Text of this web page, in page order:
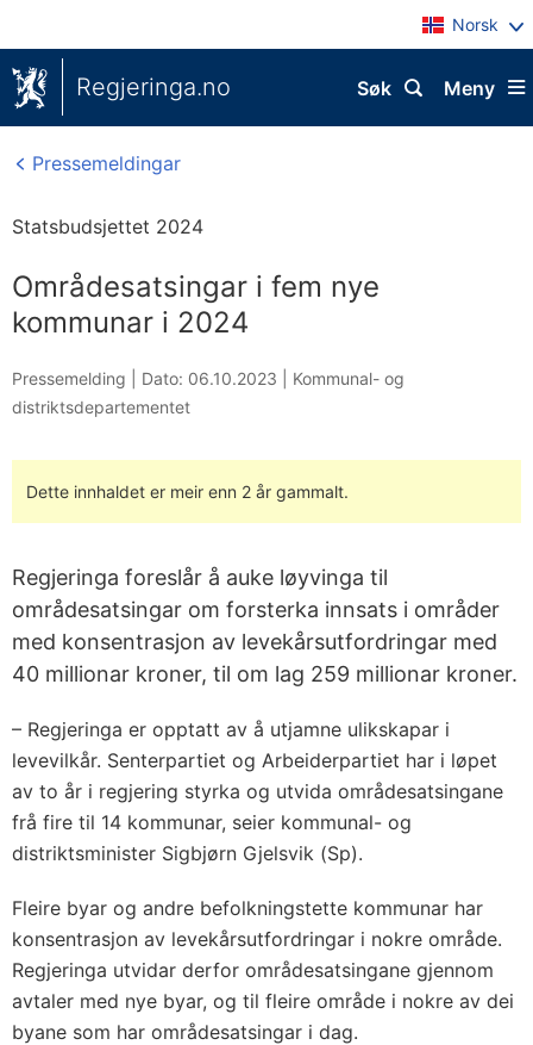
Norsk
Regjeringa.no Meny
Søk
Pressemeldingar
Statsbudsjettet 2024
Områdesatsingar i fem nye
kommunar i 2024
Pressemelding | Dato: 06.10.2023
Kommunal- og
distriktsdepartementet
Dette innhaldet er meir enn 2 år gammalt.
Regjeringa foreslår å auke løyvinga til
områdesatsingar om forsterka innsats i områder
med konsentrasjon av levekårsutfordringar med
40 millionar kroner, til om lag 259 millionar kroner.
– Regjeringa er opptatt av å utjamne ulikskapar i
levevilkår. Senterpartiet og Arbeiderpartiet har i løpet
av to år i regjering styrka og utvida områdesatsingane
frå fire til 14 kommunar, seier kommunal- og
distriktsminister Sigbjørn Gjelsvik (Sp).
Fleire byar og andre befolkningstette kommunar har
konsentrasjon av levekårsutfordringar i nokre område.
Regjeringa utvidar derfor områdesatsingane gjennom
avtaler med nye byar, og til fleire område i nokre av dei
byane som har områdesatsingar i dag.